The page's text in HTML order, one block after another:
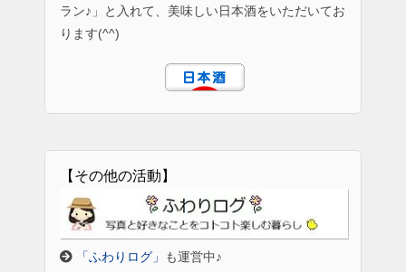
ラン♪」と入れて、美味しい日本酒をいただいてお
ります(^^)
【その他の活動】
「ふわりログ」 も運営中♪